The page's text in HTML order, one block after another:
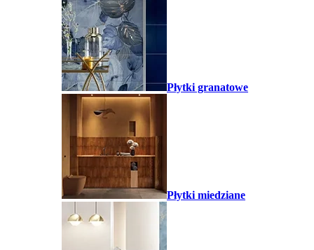
Płytki granatowe
Płytki miedziane